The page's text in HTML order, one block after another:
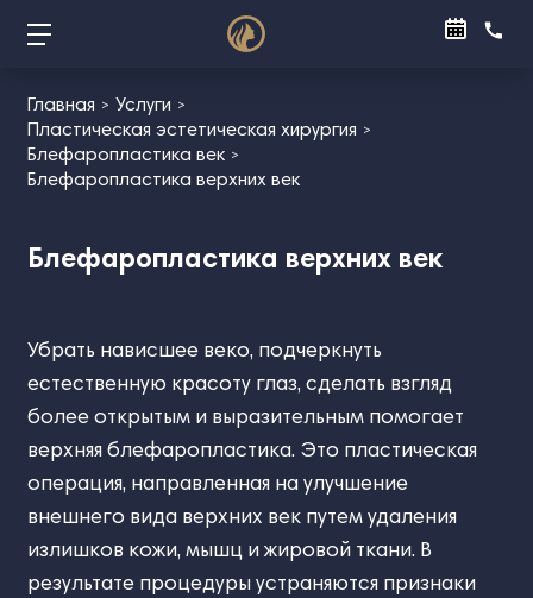
Главная
Услуги
Пластическая эстетическая хирургия
Блефаропластика век
Блефаропластика верхних век
Блефаропластика верхних век
Убрать нависшее веко, подчеркнуть
естественную красоту глаз, сделать взгляд
более открытым и выразительным помогает
верхняя блефаропластика. Это пластическая
операция, направленная на улучшение
внешнего вида верхних век путем удаления
излишков кожи, мышц и жировой ткани. В
результате процедуры устраняются признаки